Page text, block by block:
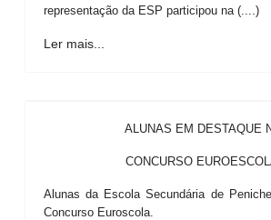
representação da ESP participou na (....)
Ler mais...
ALUNAS EM DESTAQUE
CONCURSO
Alunas da Escola Secundária de
Concurso Euroscola.